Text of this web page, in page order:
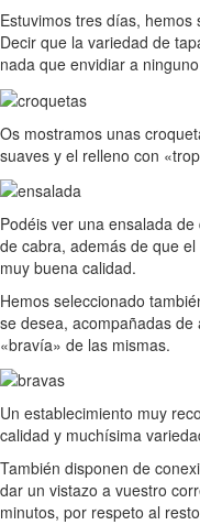
Estuvimos tres días,
Decir que la variedad de
nada que envidiar a
Os mostramos unas
suaves y el relleno con
Podéis ver una ensalada
de cabra, además de que
muy buena calidad.
Hemos seleccionado
se desea, acompañadas
«bravía» de las mismas.
Un establecimiento muy
calidad y muchísima
También disponen de
dar un vistazo a vuestro
minutos, por respeto al